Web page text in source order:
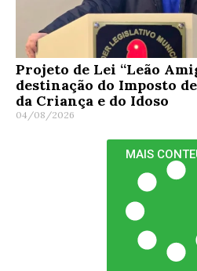
Projeto de Lei “Leão
destinação do Imposto
da Criança e do Idoso
04/08/2026
MAIS